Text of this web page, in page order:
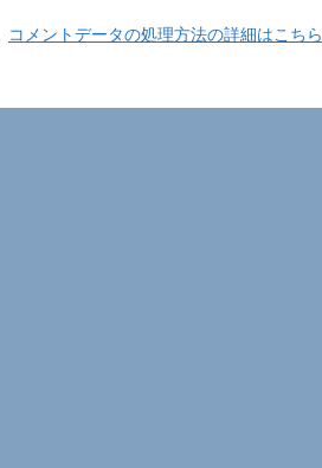
コメントデータの処理方法の詳細はこちら